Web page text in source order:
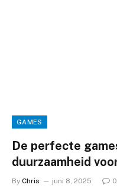
GAMES
De perfecte
duurzaamheid
By Chris juni 8, 2025 0